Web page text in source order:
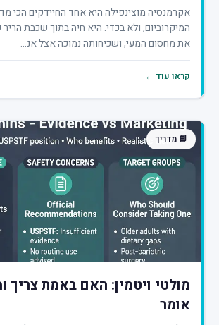
אקרמנסיה מוצינפילה היא אחד החיידקים הכי
המיקרוביום, ולא בכדי. היא חיה בתוך שכבת
את מחסום המעי, ושכיחותה נמוכה אצל אנ...
קראו עוד ←
📘 מדריך
מולטי ויטמין: האם באמת צריך
אומר